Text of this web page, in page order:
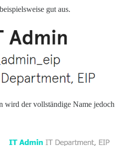
gut aus.
wird der vollständige Name jedoch